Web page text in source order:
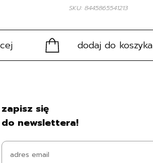
SKU: 8445865541213
dodaj do koszyka
zapisz się
do newslettera!